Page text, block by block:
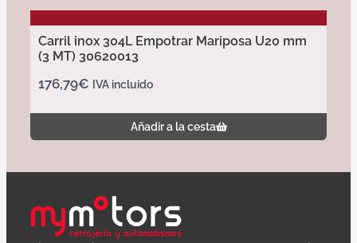
Carril inox 304L Empotrar Mariposa U20 mm
(3 MT) 30620013
176,79€ IVA incluido
Añadir a la cesta